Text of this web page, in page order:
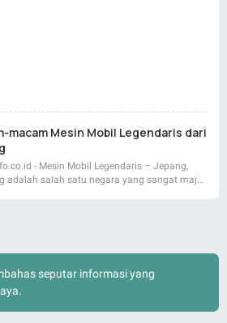
macam Mesin Mobil Legendaris dari
- Mesin Mobil Legendaris – Jepang,
adalah salah satu negara yang sangat maj…
seputar informasi yang